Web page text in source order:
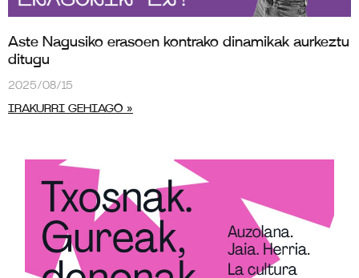
Aste Nagusiko erasoen kontrako dinamikak aurkeztu
ditugu
2025/08/15
IRAKURRI GEHIAGO »